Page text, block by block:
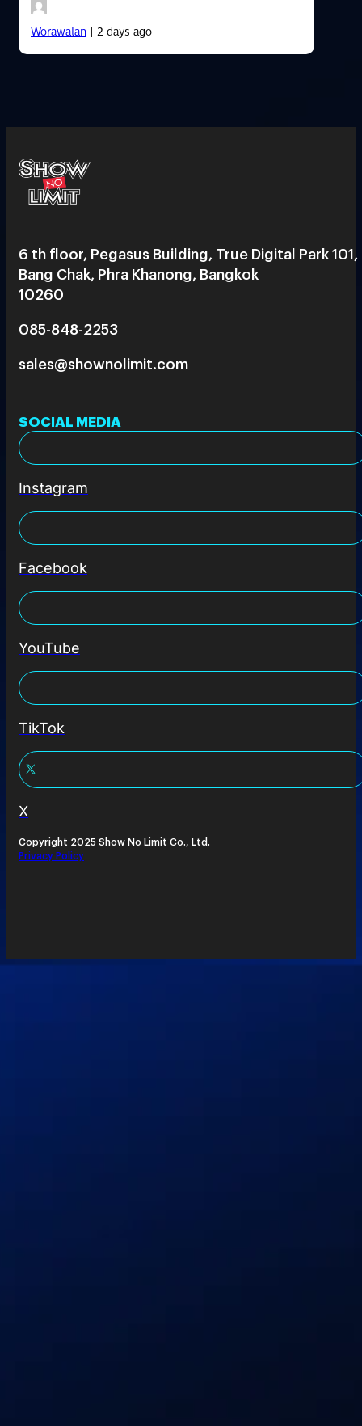
Worawalan| 2 days ago
6 th floor, Pegasus Building, True Digital Park 101,
Bang Chak, Phra Khanong, Bangkok
10260
085-848-2253
sales@shownolimit.com
SOCIAL MEDIA
Instagram
Facebook
YouTube
TikTok
X
Copyright 2025 Show No Limit Co., Ltd.
Privacy Policy